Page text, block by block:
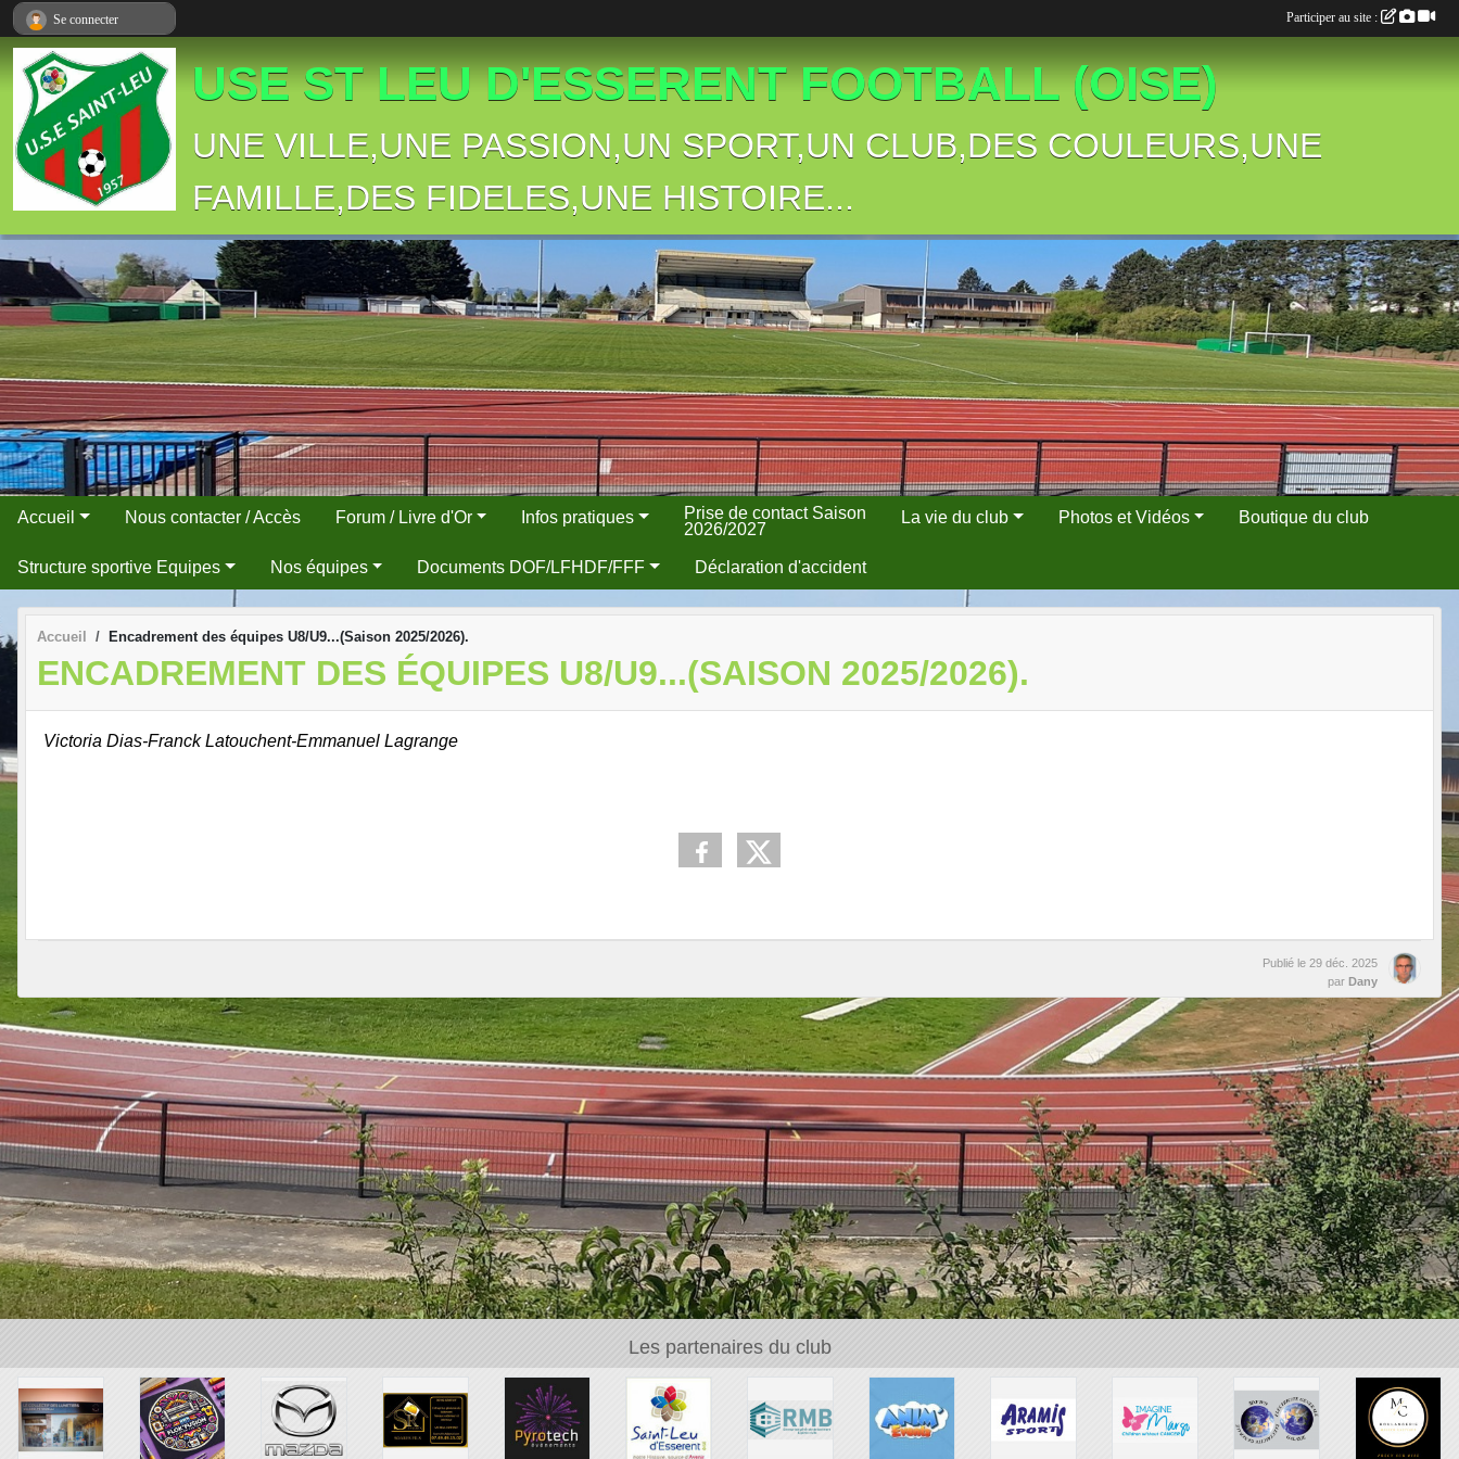
USE ST LEU D'ESSERENT FOOTBALL (OISE)
UNE VILLE,UNE PASSION,UN SPORT,UN CLUB,DES COULEURS,UNE
FAMILLE,DES FIDELES,UNE HISTOIRE...
Accueil Nous contacter / Accès Forum / Livre d'Or Infos pratiques
Prise de contact Saison
2026/2027
La vie du club Photos et Vidéos Boutique du club
Structure sportive Equipes Nos équipes Documents DOF/LFHDF/FFF Déclaration d'accident
Accueil Encadrement des équipes U8/U9...(Saison 2025/2026).
ENCADREMENT DES ÉQUIPES U8/U9...(SAISON 2025/2026).
Victoria Dias-Franck Latouchent-Emmanuel Lagrange
Publié le 29 déc. 2025
par Dany
Les partenaires du club
Se connecter Participer au site :
Panneau de gestion des cookies